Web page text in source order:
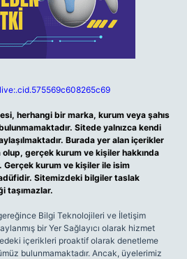
herhangi bir marka, kurum veya şahıs
Sitede yalnızca kendi
Burada yer alan içerikler
gerçek kurum ve kişiler hakkında
Gerçek kurum ve kişiler ile isim
Sitemizdeki bilgiler taslak
taşımazlar.
Bilgi Teknolojileri ve İletişim
bir Yer Sağlayıcı olarak hizmet
içerikleri proaktif olarak denetleme
bulunmamaktadır. Ancak, üyelerimiz